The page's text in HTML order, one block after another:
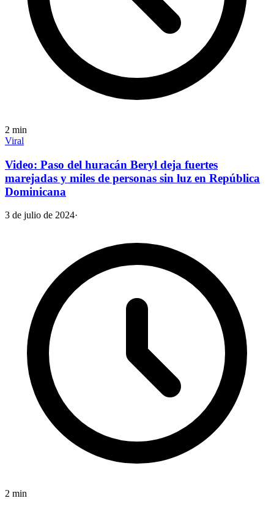
2 min
Viral
Video: Paso del huracán Beryl deja fuertes
marejadas y miles de personas sin luz en República
Dominicana
3 de julio de 2024·
2 min